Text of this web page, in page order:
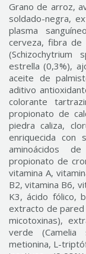
Grano de arroz,
soldado-negra,
plasma
cerveza, fibra de
(Schizochytrium
estrella (0,3%),
aceite de
aditivo
colorante
propionato de
piedra caliza,
enriquecida con
aminoácidos
propionato de
vitamina A,
B2, vitamina B6,
K3, ácido fólico,
extracto de
micotoxinas),
verde
metionina, L-